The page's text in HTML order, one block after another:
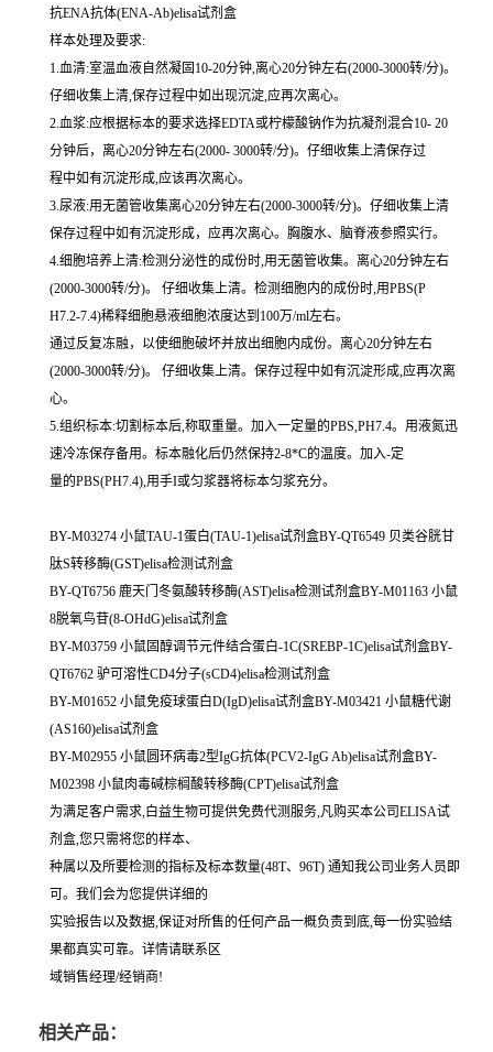
抗ENA抗体(ENA-Ab)elisa试剂盒
样本处理及要求:
1.血清:室温血液自然凝固10-20分钟,离心20分钟左右(2000-3000转/分)。
仔细收集上清,保存过程中如出现沉淀,应再次离心。
2.血浆:应根据标本的要求选择EDTA或柠檬酸钠作为抗凝剂混合10- 20
分钟后，离心20分钟左右(2000- 3000转/分)。仔细收集上清保存过
程中如有沉淀形成,应该再次离心。
3.尿液:用无菌管收集离心20分钟左右(2000-3000转/分)。仔细收集上清
保存过程中如有沉淀形成，应再次离心。胸腹水、脑脊液参照实行。
4.细胞培养上清:检测分泌性的成份时,用无菌管收集。离心20分钟左右
(2000-3000转/分)。 仔细收集上清。检测细胞内的成份时,用PBS(P
H7.2-7.4)稀释细胞悬液细胞浓度达到100万/ml左右。
通过反复冻融，以使细胞破坏并放出细胞内成份。离心20分钟左右
(2000-3000转/分)。 仔细收集上清。保存过程中如有沉淀形成,应再次离
心。
5.组织标本:切割标本后,称取重量。加入一定量的PBS,PH7.4。用液氮迅
速冷冻保存备用。标本融化后仍然保持2-8*C的温度。加入-定
量的PBS(PH7.4),用手I或匀浆器将标本匀浆充分。
BY-M03274 小鼠TAU-1蛋白(TAU-1)elisa试剂盒BY-QT6549 贝类谷胱甘
肽S转移酶(GST)elisa检测试剂盒
BY-QT6756 鹿天门冬氨酸转移酶(AST)elisa检测试剂盒BY-M01163 小鼠
8脱氧鸟苷(8-OHdG)elisa试剂盒
BY-M03759 小鼠固醇调节元件结合蛋白-1C(SREBP-1C)elisa试剂盒BY-
QT6762 驴可溶性CD4分子(sCD4)elisa检测试剂盒
BY-M01652 小鼠免疫球蛋白D(IgD)elisa试剂盒BY-M03421 小鼠糖代谢
(AS160)elisa试剂盒
BY-M02955 小鼠圆环病毒2型IgG抗体(PCV2-IgG Ab)elisa试剂盒BY-
M02398 小鼠肉毒碱棕榈酸转移酶(CPT)elisa试剂盒
为满足客户需求,白益生物可提供免费代测服务,凡购买本公司ELISA试
剂盒,您只需将您的样本、
种属以及所要检测的指标及标本数量(48T、96T) 通知我公司业务人员即
可。我们会为您提供详细的
实验报告以及数据,保证对所售的任何产品一概负责到底,每一份实验结
果都真实可靠。详情请联系区
域销售经理/经销商!
相关产品：